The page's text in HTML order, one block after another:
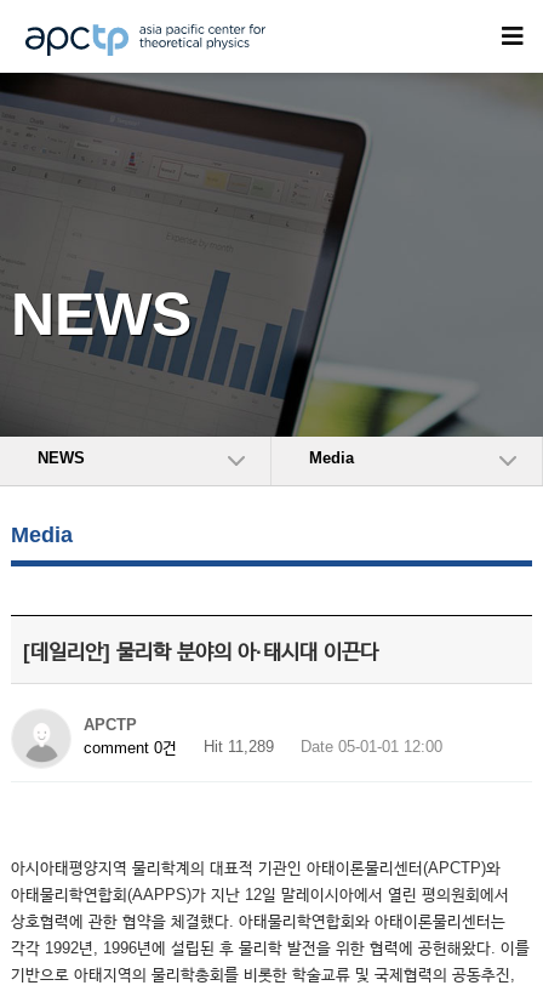
NEWS
NEWS Media
Media
[데일리안] 물리학 분야의 아·태시대 이끈다
APCTP
comment 0건
Hit 11,289 Date 05-01-01 12:00
아시아태평양지역 물리학계의 대표적 기관인 아태이론물리센터(APCTP)와
아태물리학연합회(AAPPS)가 지난 12일 말레이시아에서 열린 평의원회에서
상호협력에 관한 협약을 체결했다. 아태물리학연합회와 아태이론물리센터는
각각 1992년, 1996년에 설립된 후 물리학 발전을 위한 협력에 공헌해왔다. 이를
기반으로 아태지역의 물리학총회를 비롯한 학술교류 및 국제협력의 공동추진,